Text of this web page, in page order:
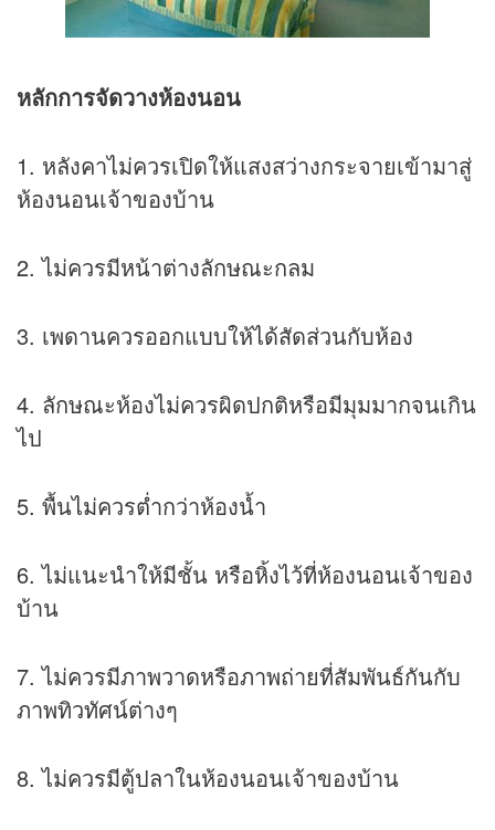
หลักการจัดวางห้องนอน
1. หลังคาไม่ควรเปิดให้แสงสว่างกระจายเข้ามาสู่
ห้องนอนเจ้าของบ้าน
2. ไม่ควรมีหน้าต่างลักษณะกลม
3. เพดานควรออกแบบให้ได้สัดส่วนกับห้อง
4. ลักษณะห้องไม่ควรผิดปกติหรือมีมุมมากจนเกิน
ไป
5. พื้นไม่ควรต่ำกว่าห้องน้ำ
6. ไม่แนะนำให้มีชั้น หรือหิ้งไว้ที่ห้องนอนเจ้าของ
บ้าน
7. ไม่ควรมีภาพวาดหรือภาพถ่ายที่สัมพันธ์กันกับ
ภาพทิวทัศน์ต่างๆ
8. ไม่ควรมีตู้ปลาในห้องนอนเจ้าของบ้าน